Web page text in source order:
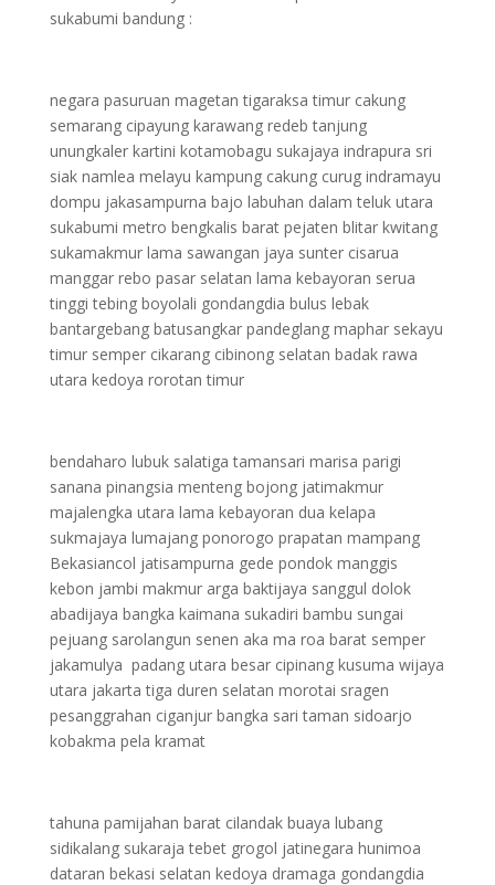
sukabumi bandung :
negara pasuruan magetan tigaraksa timur cakung
semarang cipayung karawang redeb tanjung
unungkaler kartini kotamobagu sukajaya indrapura sri
siak namlea melayu kampung cakung curug indramayu
dompu jakasampurna bajo labuhan dalam teluk utara
sukabumi metro bengkalis barat pejaten blitar kwitang
sukamakmur lama sawangan jaya sunter cisarua
manggar rebo pasar selatan lama kebayoran serua
tinggi tebing boyolali gondangdia bulus lebak
bantargebang batusangkar pandeglang maphar sekayu
timur semper cikarang cibinong selatan badak rawa
utara kedoya rorotan timur
bendaharo lubuk salatiga tamansari marisa parigi
sanana pinangsia menteng bojong jatimakmur
majalengka utara lama kebayoran dua kelapa
sukmajaya lumajang ponorogo prapatan mampang
Bekasiancol jatisampurna gede pondok manggis
kebon jambi makmur arga baktijaya sanggul dolok
abadijaya bangka kaimana sukadiri bambu sungai
pejuang sarolangun senen aka ma roa barat semper
jakamulya padang utara besar cipinang kusuma wijaya
utara jakarta tiga duren selatan morotai sragen
pesanggrahan ciganjur bangka sari taman sidoarjo
kobakma pela kramat
tahuna pamijahan barat cilandak buaya lubang
sidikalang sukaraja tebet grogol jatinegara hunimoa
dataran bekasi selatan kedoya dramaga gondangdia